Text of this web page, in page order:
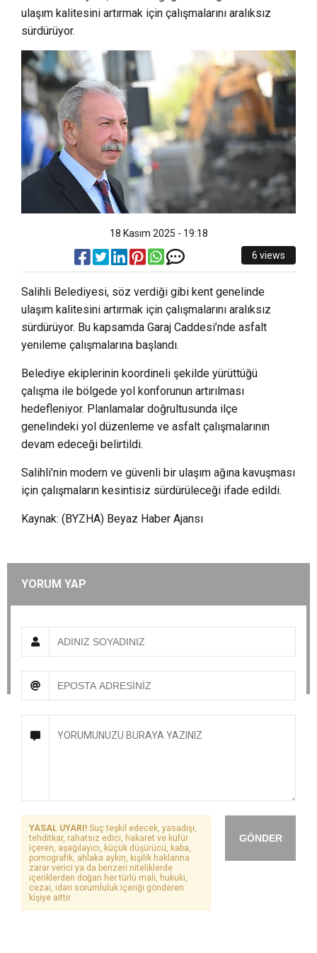
ulaşım kalitesini artırmak için çalışmalarını aralıksız
sürdürüyor.
18 Kasım 2025 - 19:18
6 views
Salihli Belediyesi, söz verdiği gibi kent genelinde
ulaşım kalitesini artırmak için çalışmalarını aralıksız
sürdürüyor. Bu kapsamda Garaj Caddesi’nde asfalt
yenileme çalışmalarına başlandı.
Belediye ekiplerinin koordineli şekilde yürüttüğü
çalışma ile bölgede yol konforunun artırılması
hedefleniyor. Planlamalar doğrultusunda ilçe
genelindeki yol düzenleme ve asfalt çalışmalarının
devam edeceği belirtildi.
Salihli’nin modern ve güvenli bir ulaşım ağına kavuşması
için çalışmaların kesintisiz sürdürüleceği ifade edildi.
Kaynak: (BYZHA) Beyaz Haber Ajansı
YORUM YAP
GÖNDER
YASAL UYARI! Suç teşkil edecek, yasadışı,
tehditkar, rahatsız edici, hakaret ve küfür
içeren, aşağılayıcı, küçük düşürücü, kaba,
pornografik, ahlaka aykırı, kişilik haklarına
zarar verici ya da benzeri niteliklerde
içeriklerden doğan her türlü mali, hukuki,
cezai, idari sorumluluk içeriği gönderen
kişiye aittir.